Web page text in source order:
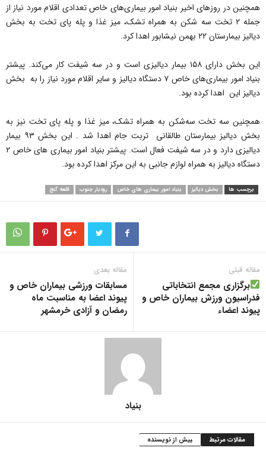
همچنین در روزهای اخیر بنیاد امور بیماری‌های خاص تعدادی اقلام مورد نیاز از
جمله ۲ تخت سه شکن به همراه تشک، میز غذا و پله پای تخت به بخش
دیالیز بیمارستان ۲۲ بهمن نیشابور اهدا کرد.
این بخش دارای ۱۵۸ بیمار دیالیزی است و در سه شیفت کار می‌کند. پیشتر
بنیاد امور بیماری‌های خاص ۷ دستگاه دیالیز و سایر اقلام مورد نیاز را به بخش
دیالیز این اهدا کرده بود.
همچنین سه تخت سه‌شکن به همراه تشک، میز غذا و پله پای تخت نیز به
بخش دیالیز بیمارستان طالقانی تربت جام اهدا شد . این بخش ۹۳ بیمار
دیالیزی دارد و در سه شیفت فعال است. پیشتر بنیاد امور بیماری های خاص ۲
دستگاه دیالیز به همراه لوازم جانبی به این مرکز اهدا کرده بود.
برچسب ها بخش دیالیز بنیاد امور بیماری های خاص رودبار جنوب قلعه گنج
مقاله قبلی
برگزاری مجمع انتخاباتی
فدراسیون ورزش بیماران خاص و
پیوند اعضاء
مقاله بعدی
مسابقات ورزشی بیماران خاص و
پیوند اعضا به مناسبت ماه
رمضان و آزادی خرمشهر
بنیاد
مقالات مرتبط بیش از نویسنده